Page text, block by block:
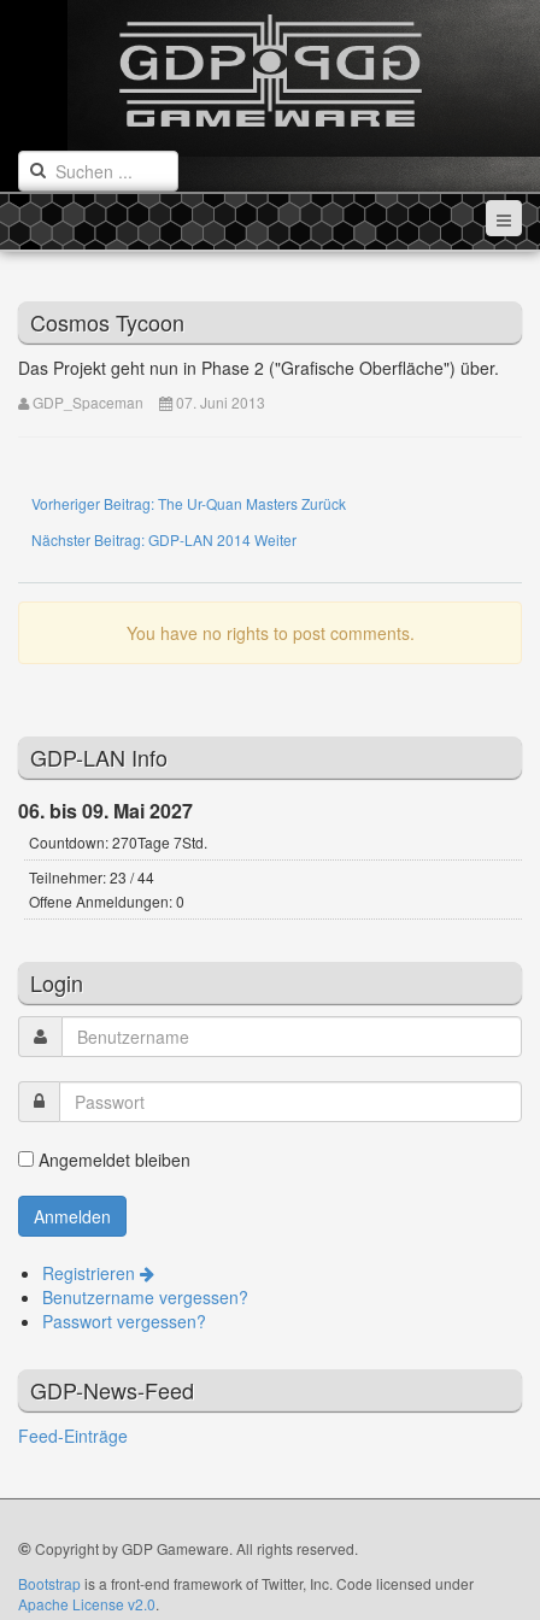
Cosmos Tycoon
Das Projekt geht nun in Phase 2 ("Grafische Oberfläche") über.
GDP_Spaceman 07. Juni 2013
Vorheriger Beitrag: The Ur-Quan MastersZurück
Nächster Beitrag: GDP-LAN 2014Weiter
You have no rights to post comments.
GDP-LAN Info
06. bis 09. Mai 2027
Countdown: 270Tage 7Std.
Teilnehmer: 23 / 44
Offene Anmeldungen: 0
Login
Angemeldet bleiben
Registrieren
Benutzername vergessen?
Passwort vergessen?
GDP-News-Feed
Feed-Einträge
©Copyright by GDP Gameware. All rights reserved.
Bootstrapis a front-end framework of Twitter, Inc. Code licensed under
Apache License v2.0.